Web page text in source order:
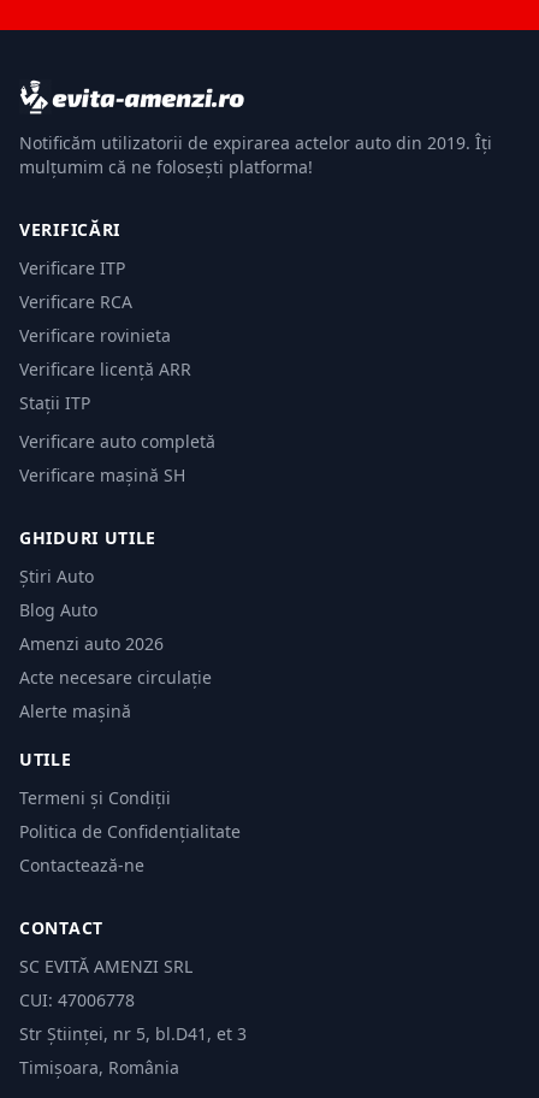
Notificăm utilizatorii de expirarea actelor auto din 2019. Îți
mulțumim că ne folosești platforma!
VERIFICĂRI
Verificare ITP
Verificare RCA
Verificare rovinieta
Verificare licență ARR
Stații ITP
Verificare auto completă
Verificare mașină SH
GHIDURI UTILE
Știri Auto
Blog Auto
Amenzi auto 2026
Acte necesare circulație
Alerte mașină
UTILE
Termeni și Condiții
Politica de Confidențialitate
Contactează-ne
CONTACT
SC EVITĂ AMENZI SRL
CUI: 47006778
Str Științei, nr 5, bl.D41, et 3
Timișoara, România